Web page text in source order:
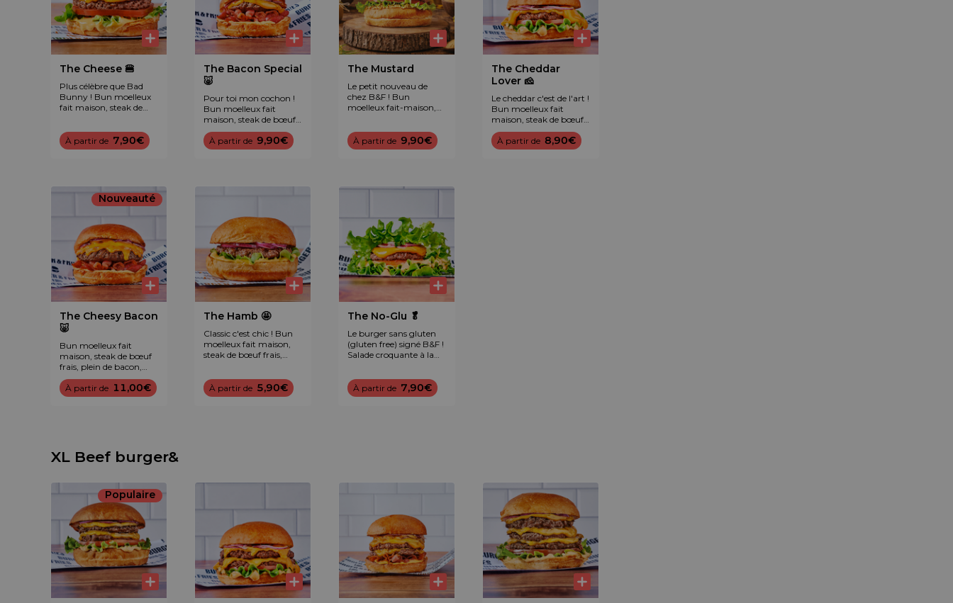
The Cheese 🍔
Plus célèbre que Bad
Bunny ! Bun moelleux
fait maison, steak de
oignon rouge et sauce
légendaire B&F™.
À partir de 7,90€
The Bacon Special
🐷
Pour toi mon cochon !
Bun moelleux fait
maison, steak de bœuf
frais, plein de bacon,
cheddar maturé,
oignon rouge et sauce
À partir de 9,90€
The Mustard
Le petit nouveau de
chez B&F ! Bun
moelleux fait-maison,
cheddar maturé,
tomate, laitue, oignon
À partir de 9,90€
The Cheddar
Lover 🧀
Le cheddar c'est de l'art !
Bun moelleux fait
maison, steak de bœuf
frais, avalanche de
cheddar maturé,
tomate, laitue, oignon
À partir de 8,90€
The Cheesy Bacon
🐷
Bun moelleux fait
maison, steak de bœuf
frais, plein de bacon,
double cheddar maturé,
oignon rouge et sauce
légendaire B&F™.
À partir de 11,00€
Nouveauté
The Hamb 🤩
Classic c'est chic ! Bun
moelleux fait maison,
steak de bœuf frais,
À partir de 5,90€
The No-Glu 🥬
Le burger sans gluten
(gluten free) signé B&F !
Salade croquante à la
maturé, tomate,
oignon rouge et sauce
À partir de 7,90€
XL Beef burger&
Populaire